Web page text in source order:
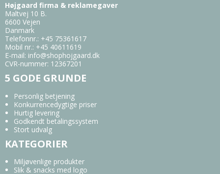
Højgaard firma & reklamegaver
Maltvej 10 B.
6600 Vejen
Danmark
Telefonnr.: +45 75361617
Mobil nr.: +45 40611619
E-mail: info@shophojgaard.dk
CVR-nummer: 12367201
5 GODE GRUNDE
Personlig betjening
Konkurrencedygtige priser
Hurtig levering
Godkendt betalingssystem
Stort udvalg
KATEGORIER
Miljøvenlige produkter
Slik & snacks med logo